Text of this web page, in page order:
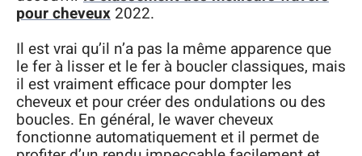
pour cheveux 2022.
Il est vrai qu’il n’a pas la même apparence que
le fer à lisser et le fer à boucler classiques, mais
il est vraiment efficace pour dompter les
cheveux et pour créer des ondulations ou des
boucles. En général, le waver cheveux
fonctionne automatiquement et il permet de